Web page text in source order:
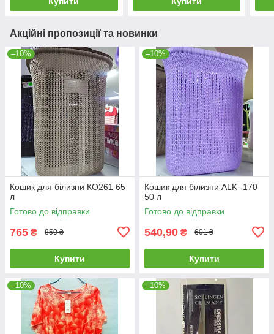
Акційні пропозиції та новинки
–10%
Кошик для білизни КО261 65
л
Готово до відправки
765 ₴ 850 ₴
Купити
–10%
Кошик для білизни ALK -170
50 л
Готово до відправки
540,90 ₴ 601 ₴
Купити
–10% –10%